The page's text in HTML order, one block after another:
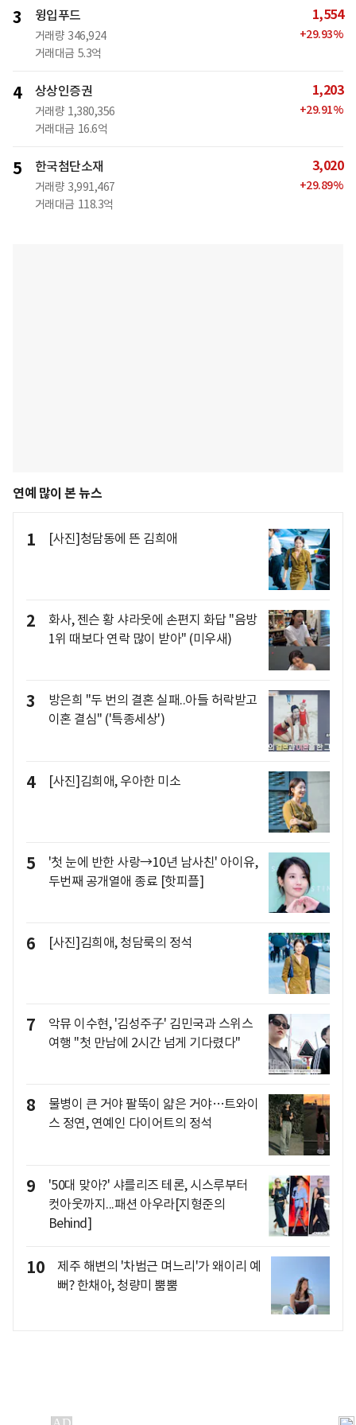
3 윙입푸드
거래량 346,924
거래대금 5.3억
1,554
+29.93%
4 상상인증권
거래량 1,380,356
거래대금 16.6억
1,203
+29.91%
5 한국첨단소재
거래량 3,991,467
거래대금 118.3억
3,020
+29.89%
연예 많이 본 뉴스
1 [사진]청담동에 뜬 김희애
2
화사, 젠슨 황 샤라웃에 손편지 화답 "음방
1위 때보다 연락 많이 받아" (미우새)
3
방은희 "두 번의 결혼 실패..아들 허락받고
이혼 결심" ('특종세상')
4 [사진]김희애, 우아한 미소
5
'첫 눈에 반한 사랑→10년 남사친' 아이유,
두번째 공개열애 종료 [핫피플]
6 [사진]김희애, 청담룩의 정석
7
악뮤 이수현, '김성주子' 김민국과 스위스
여행 "첫 만남에 2시간 넘게 기다렸다"
8
물병이 큰 거야 팔뚝이 얇은 거야…트와이
스 정연, 연예인 다이어트의 정석
9
'50대 맞아?' 샤를리즈 테론, 시스루부터
컷아웃까지...패션 아우라[지형준의
Behind]
10
제주 해변의 '차범근 며느리'가 왜이리 예
뻐? 한채아, 청량미 뿜뿜